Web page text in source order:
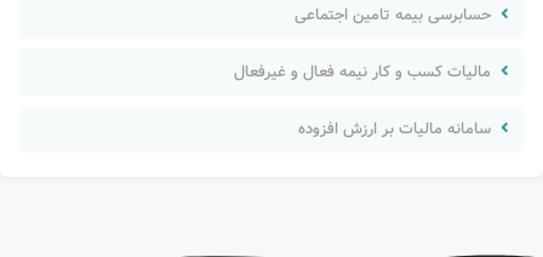
حسابرسی بیمه تامین اجتماعی
مالیات کسب و کار نیمه فعال و غیرفعال
سامانه مالیات بر ارزش افزوده